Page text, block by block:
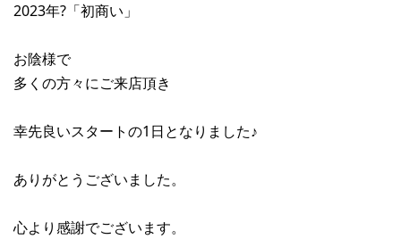
2023年?「初商い」
お陰様で
多くの方々にご来店頂き
幸先良いスタートの1日となりました♪
ありがとうございました。
心より感謝でございます。